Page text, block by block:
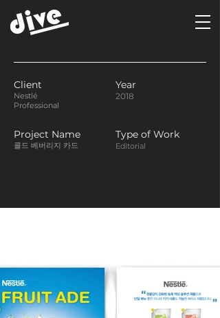
Client
Nestlé
Professional
Year
2018
Project Name
콜드 베버리지 카드
Type of Work
Editorial